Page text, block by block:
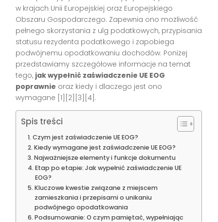
w krajach Unii Europejskiej oraz Europejskiego
Obszaru Gospodarczego. Zapewnia ono możliwość
pełnego skorzystania z ulg podatkowych, przypisania
statusu rezydenta podatkowego i zapobiega
podwójnemu opodatkowaniu dochodów. Poniżej
przedstawiamy szczegółowe informacje na temat
tego, jak wypełnić zaświadczenie UE EOG
poprawnie oraz kiedy i dlaczego jest ono
wymagane [1][2][3][4] .
Spis treści
Czym jest zaświadczenie UE EOG?
Kiedy wymagane jest zaświadczenie UE EOG?
Najważniejsze elementy i funkcje dokumentu
Etap po etapie: Jak wypełnić zaświadczenie UE
EOG?
Kluczowe kwestie związane z miejscem
zamieszkania i przepisami o unikaniu
podwójnego opodatkowania
Podsumowanie: O czym pamiętać, wypełniając